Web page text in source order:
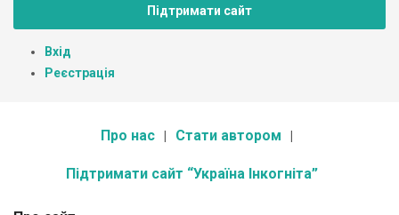
Підтримати сайт
Вхід
Реєстрація
Про нас Стати автором
Підтримати сайт “Україна Інкогніта”